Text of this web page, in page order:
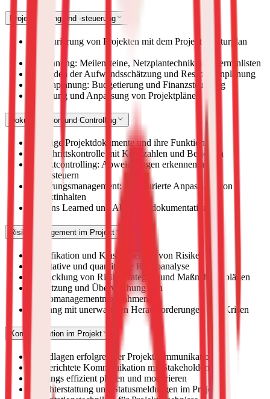
Projektplanung und -steuerung
Strukturierung von Projekten mit dem Projektstrukturplan
Zeitplanung: Meilensteine, Netzplantechnik und Terminlisten
Methoden der Aufwandsschätzung und Ressourcenplanung
Kostenplanung: Budgetierung und Finanzsteuerung
Steuerung und Anpassung von Projektplänen
Dokumentation und Controlling
Wichtige Projektdokumente und ihre Funktionen
Fortschrittskontrolle mit Kennzahlen und Berichten
Projektcontrolling: Abweichungen erkennen und
gegensteuern
Änderungsmanagement: Strukturierte Anpassung von
Projektinhalten
Lessons Learned und Abschlussdokumentation
Risikomanagement im Projekt
Identifikation und Klassifizierung von Risiken
Qualitative und quantitative Risikoanalyse
Entwicklung von Risikostrategien und Maßnahmenplänen
Umsetzung und Überwachung von
Risikomanagementmaßnahmen
Umgang mit unerwarteten Herausforderungen und Krisen
Kommunikation im Projekt
Grundlagen erfolgreicher Projektkommunikation
Zielgerichtete Kommunikation mit Stakeholdern
Meetings effizient planen und moderieren
Berichterstattung und Statusmeldungen im Projekt